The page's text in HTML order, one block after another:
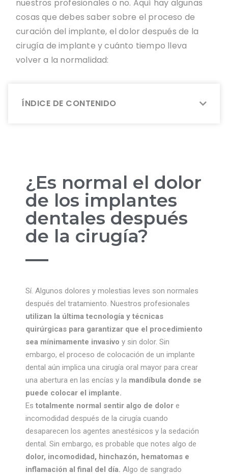
ÍNDICE DE CONTENIDO
nuestros profesionales o no. Aquí hay algunas
cosas que debes saber sobre el proceso de
curación del implante, el dolor después de la
cirugía de implante y cuánto tiempo lleva
volver a la normalidad:
¿Es normal el dolor
de los implantes
dentales después
de la cirugía?
Sí. Algunos dolores y molestias leves son normales
después del tratamiento. Nuestros profesionales
utilizan la última tecnología y técnicas
quirúrgicas para garantizar que el procedimiento
sea mínimamente invasivo y sin dolor. Sin
embargo, el proceso de colocación de un implante
dental aún implica una cirugía oral mayor para crear
una abertura en las encías y la mandíbula donde se
puede colocar el implante.
Es totalmente normal sentir algo de dolor e
incomodidad después de la cirugía cuando
desaparecen los agentes anestésicos y la sedación
dental. Sin embargo, es probable que notes algo de
dolor, incomodidad, hinchazón, hematomas e
inflamación al final del día. Algo de sangrado